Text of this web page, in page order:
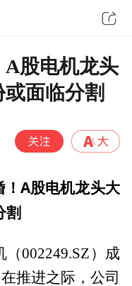
A股电机龙头
面临分割
！A股电机龙头大
割
002249.SZ）成
推进之际，公司